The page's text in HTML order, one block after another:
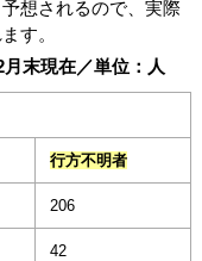
想されるので、実際
す。
末現在／単位：人
行方不明者
206
42